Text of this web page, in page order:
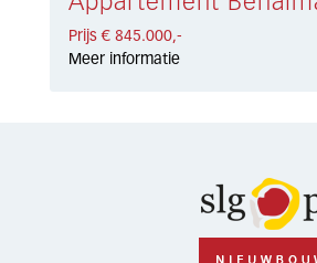
Prijs € 845.000,-
Meer informatie